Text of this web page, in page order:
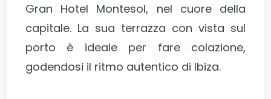
Gran Hotel Montesol, nel cuore della
capitale. La sua terrazza con vista sul
porto è ideale per fare colazione,
godendosi il ritmo autentico di Ibiza.